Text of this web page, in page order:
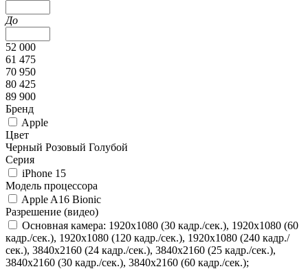
До
52 000
61 475
70 950
80 425
89 900
Бренд
Apple
Цвет
Черный Розовый Голубой
Серия
iPhone 15
Модель процессора
Apple A16 Bionic
Разрешение (видео)
Основная камера: 1920x1080 (30 кадр./сек.), 1920x1080 (60
кадр./сек.), 1920x1080 (120 кадр./сек.), 1920x1080 (240 кадр./
сек.), 3840x2160 (24 кадр./сек.), 3840x2160 (25 кадр./сек.),
3840x2160 (30 кадр./сек.), 3840x2160 (60 кадр./сек.);